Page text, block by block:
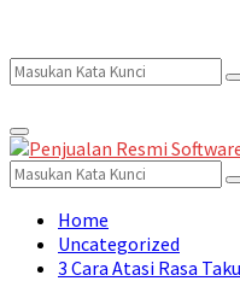
Search
for:
Primary
Menu
Search
for:
Home
Uncategorized
3 Cara Atasi Rasa